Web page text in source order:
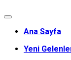
Ana Sayfa
Yeni